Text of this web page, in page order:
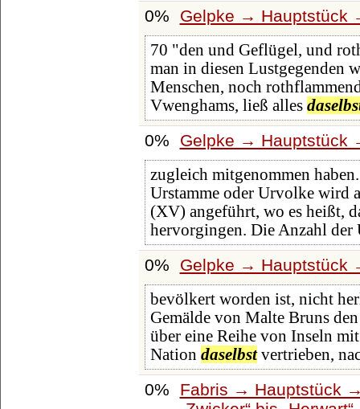
0% Gelpke → Hauptstück
70 "den und Geflügel, und
man in diesen Lustgegenden
Menschen, noch
Vwenghams, ließ alles
0% Gelpke → Hauptstück
zugleich mitgenommen
Urstamme oder Urvolke wird
(XV) angeführt, wo es heißt,
hervorgingen. Die Anzahl
0% Gelpke → Hauptstück
bevölkert worden ist, nicht
Gemälde von Malte Bruns
über eine Reihe von Inseln
Nation daselbstvertrieben,
0%
Fabris → Hauptstück